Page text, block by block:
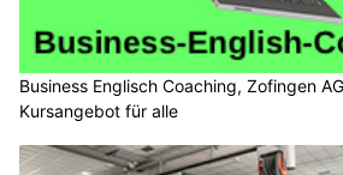
Business Englisch Coaching, Zofingen
Kursangebot für alle